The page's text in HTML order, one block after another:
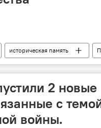
историческая память
2 новые
с
войны.